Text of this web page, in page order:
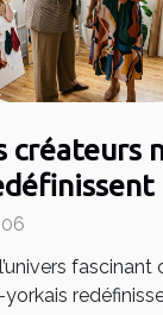
créateurs
taille
fascinant